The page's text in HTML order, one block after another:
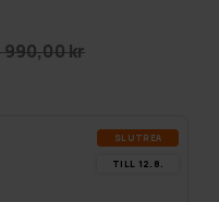
990,00 kr
SLUT­REA
TILL 12.8.